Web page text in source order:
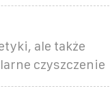
ale także
czyszczenie